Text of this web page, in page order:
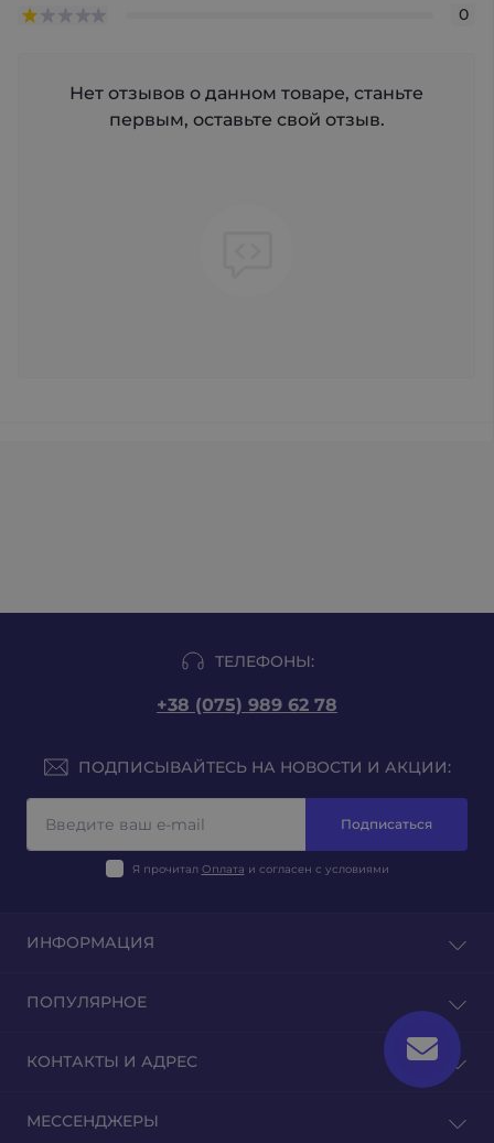
0
Нет отзывов о данном товаре, станьте
первым, оставьте свой отзыв.
ТЕЛЕФОНЫ:
+38 (075) 989 62 78
ПОДПИСЫВАЙТЕСЬ НА НОВОСТИ И АКЦИИ:
Подписаться
Я прочитал Оплата и согласен с условиями
ИНФОРМАЦИЯ
Отзывы
Возврат товара
ПОПУЛЯРНОЕ
Табак для гильз
Табак для трубки
КОНТАКТЫ И АДРЕС
МЕССЕНДЖЕРЫ